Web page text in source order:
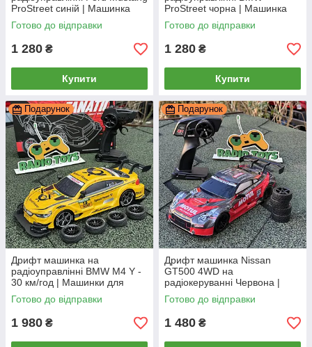
ProStreet синій | Машинка
Мустанг для дрифту на пульті
управління | Дрифтова
Готово до відправки
1 280 ₴
Купити
ProStreet чорна | Машинка
БМВ для дрифту на пульті
управління | Дрифтова
Готово до відправки
1 280 ₴
Купити
Подарунок
Дрифт машинка на
радіоуправлінні BMW M4 Y -
30 км/год | Машинки для
дрифту на пульті управління
Дрифт машина
Готово до відправки
1 980 ₴
Подарунок
Дрифт машинка Nissan
GT500 4WD на
радіокеруванні Червона |
Машинка для дрифту на
пульті управління Дрифт
Готово до відправки
1 480 ₴